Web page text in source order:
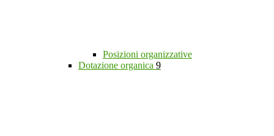
Posizioni organizzative
Dotazione organica 9